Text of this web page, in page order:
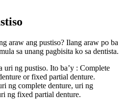
araw ang pustiso? Ilang araw po ba
sa unang pagbisita ko sa dentista.
uri ng pustiso. Ito ba’y : Complete
or fixed partial denture.
ng complete denture, uri ng
ng fixed partial denture.